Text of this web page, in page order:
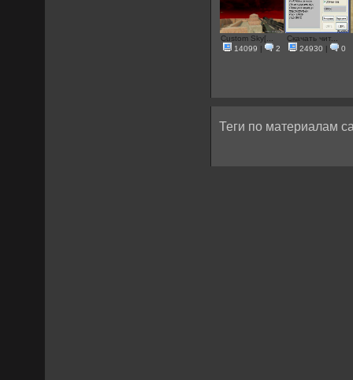
Custom Sky[...
14099 | 2
Скачать чит...
24930 | 0
Теги по материалам